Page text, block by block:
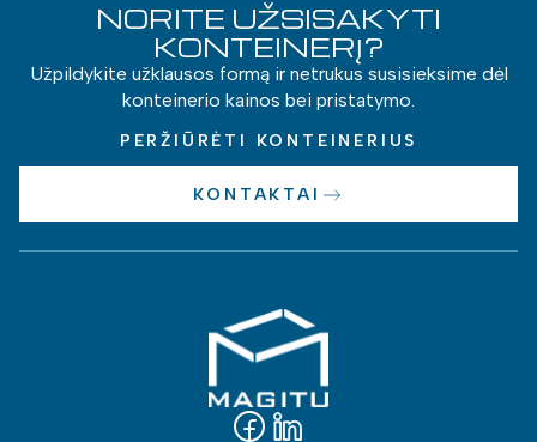
NORITE UŽSISAKYTI
KONTEINERĮ?
Užpildykite užklausos formą ir netrukus susisieksime dėl
konteinerio kainos bei pristatymo.
PERŽIŪRĖTI KONTEINERIUS
KONTAKTAI